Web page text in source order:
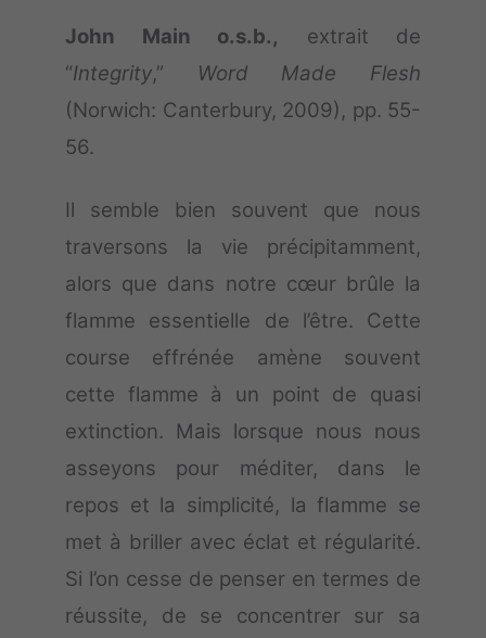
John Main o.s.b.,
extrait de
“Integrity,”
Word Made Flesh
(Norwich: Canterbury, 2009), pp. 55-
56.
Il semble bien souvent que nous
traversons la vie précipitamment,
alors que dans notre cœur brûle la
flamme essentielle de l’être. Cette
course effrénée amène souvent
cette flamme à un point de quasi
extinction. Mais lorsque nous nous
asseyons pour méditer, dans le
repos et la simplicité, la flamme se
met à briller avec éclat et régularité.
Si l’on cesse de penser en termes de
réussite, de se concentrer sur sa